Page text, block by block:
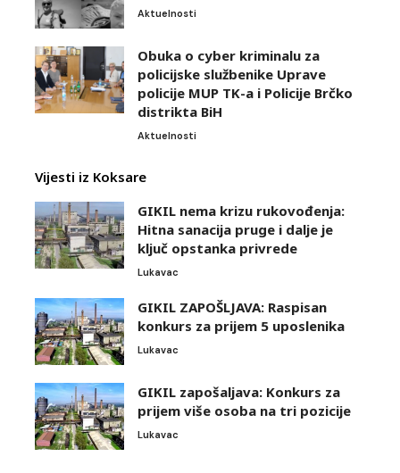
Aktuelnosti
Obuka o cyber kriminalu za
policijske službenike Uprave
policije MUP TK-a i Policije Brčko
distrikta BiH
Aktuelnosti
Vijesti iz Koksare
GIKIL nema krizu rukovođenja:
Hitna sanacija pruge i dalje je
ključ opstanka privrede
Lukavac
GIKIL ZAPOŠLJAVA: Raspisan
konkurs za prijem 5 uposlenika
Lukavac
GIKIL zapošaljava: Konkurs za
prijem više osoba na tri pozicije
Lukavac